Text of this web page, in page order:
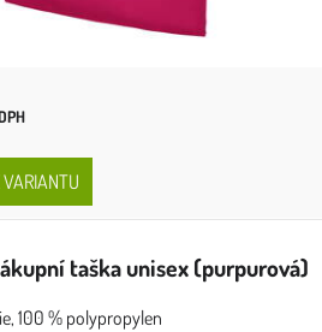
taška unisex (purpurová)
100 % polypropylen